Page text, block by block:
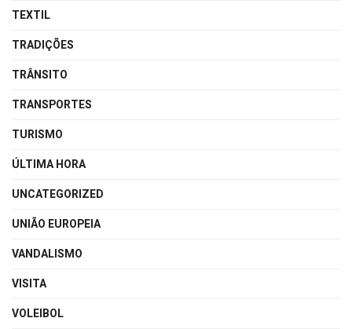
TEXTIL
TRADIÇÕES
TRÂNSITO
TRANSPORTES
TURISMO
ÚLTIMA HORA
UNCATEGORIZED
UNIÃO EUROPEIA
VANDALISMO
VISITA
VOLEIBOL